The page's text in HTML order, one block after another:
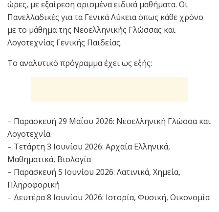
ώρες, με εξαίρεση ορισμένα ειδικά μαθήματα. Οι
Πανελλαδικές για τα Γενικά Λύκεια όπως κάθε χρόνο
με το μάθημα της Νεοελληνικής Γλώσσας και
Λογοτεχνίας Γενικής Παιδείας.
Το αναλυτικό πρόγραμμα έχει ως εξής:
– Παρασκευή 29 Μαΐου 2026: Νεοελληνική Γλώσσα και
Λογοτεχνία
– Τετάρτη 3 Ιουνίου 2026: Αρχαία Ελληνικά,
Μαθηματικά, Βιολογία
– Παρασκευή 5 Ιουνίου 2026: Λατινικά, Χημεία,
Πληροφορική
– Δευτέρα 8 Ιουνίου 2026: Ιστορία, Φυσική, Οικονομία